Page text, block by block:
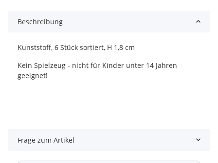
Beschreibung
Kunststoff, 6 Stück sortiert, H 1,8 cm
Kein Spielzeug - nicht für Kinder unter 14 Jahren
geeignet!
Frage zum Artikel